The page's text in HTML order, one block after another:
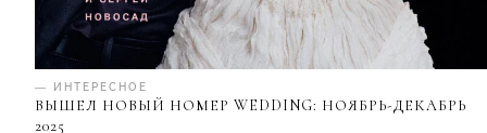
— ИНТЕРЕСНОЕ
ВЫШЕЛ НОВЫЙ НОМЕР WEDDING: НОЯБРЬ-ДЕКАБРЬ
2025